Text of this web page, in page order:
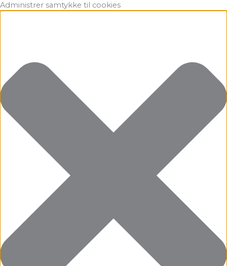
Administrer samtykke til cookies
Funktionsdygtig
Præferencer
Statistikker
Marketing
Gå
til